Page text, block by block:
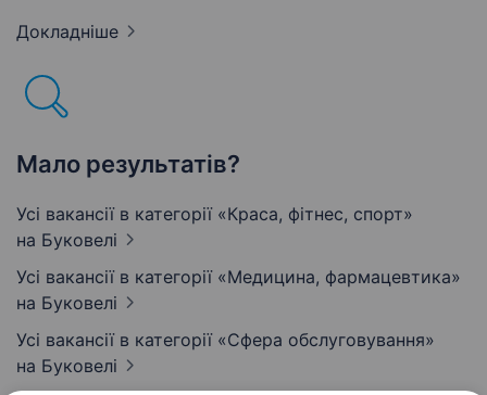
Докладніше
Мало результатів?
Усі вакансії в категорії «Краса, фітнес, спорт»
на Буковелі
Усі вакансії в категорії «Медицина, фармацевтика»
на Буковелі
Усі вакансії в категорії «Сфера обслуговування»
на Буковелі